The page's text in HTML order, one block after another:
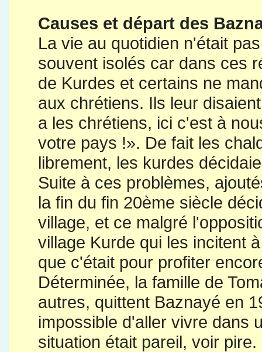
Causes et départ des
La vie au quotidien n'était
souvent isolés car dans ces
de Kurdes et certains ne
aux chrétiens. Ils leur
a les chrétiens, ici c'est à
votre pays !». De fait les
librement, les kurdes
Suite à ces problèmes,
la fin du fin 20ème siècle
village, et ce malgré
village Kurde qui les incitent
que c'était pour profiter
Déterminée, la famille de
autres, quittent Baznayé en
impossible d'aller vivre dans
situation était pareil, voir pire.